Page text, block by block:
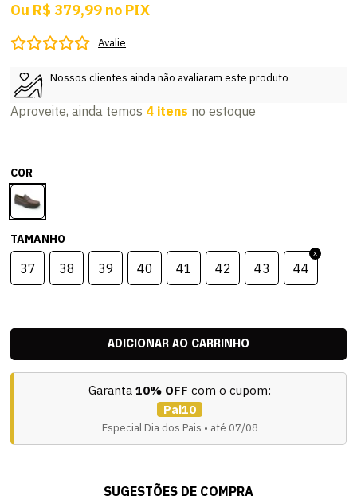
Ou R$ 379,99 no PIX
Avalie
Nossos clientes ainda não avaliaram este produto
Aproveite, ainda temos 4 itens no estoque
COR
TAMANHO
37 38 39 40 41 42 43 44
Garanta 10% OFF com o cupom:
Pai10
Especial Dia dos Pais • até 07/08
SUGESTÕES DE COMPRA